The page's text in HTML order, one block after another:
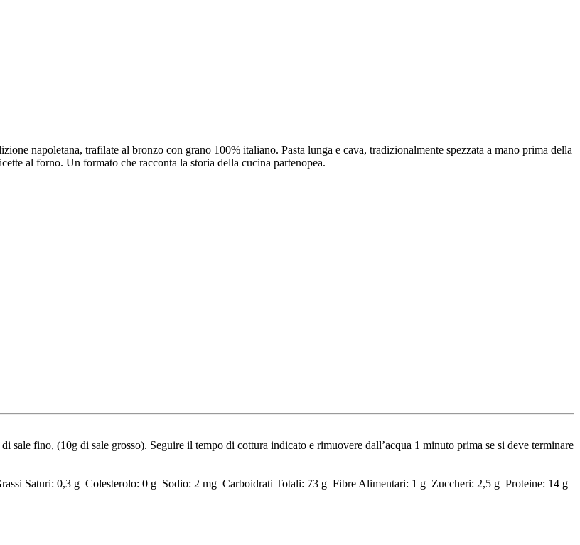
napoletana, trafilate al bronzo con grano 100% italiano. Pasta lunga e cava, tradizionalmente spezzata a mano prima della
al forno. Un formato che racconta la storia della cucina partenopea.
sale fino, (10g di sale grosso). Seguire il tempo di cottura indicato e rimuovere dall’acqua 1 minuto prima se si deve terminare
Saturi: 0,3 g Colesterolo: 0 g Sodio: 2 mg Carboidrati Totali: 73 g Fibre Alimentari: 1 g Zuccheri: 2,5 g Proteine: 14 g